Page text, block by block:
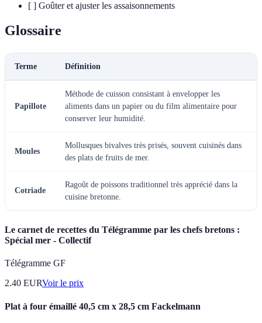
[ ] Goûter et ajuster les assaisonnements
Glossaire
Terme Définition
Papillote
Méthode de cuisson consistant à envelopper les
aliments dans un papier ou du film alimentaire pour
conserver leur humidité.
Moules
Mollusques bivalves très prisés, souvent cuisinés dans
des plats de fruits de mer.
Cotriade
Ragoût de poissons traditionnel très apprécié dans la
cuisine bretonne.
Le carnet de recettes du Télégramme par les chefs bretons :
Spécial mer - Collectif
Télégramme GF
2.40 EURVoir le prix
Plat à four émaillé 40,5 cm x 28,5 cm Fackelmann